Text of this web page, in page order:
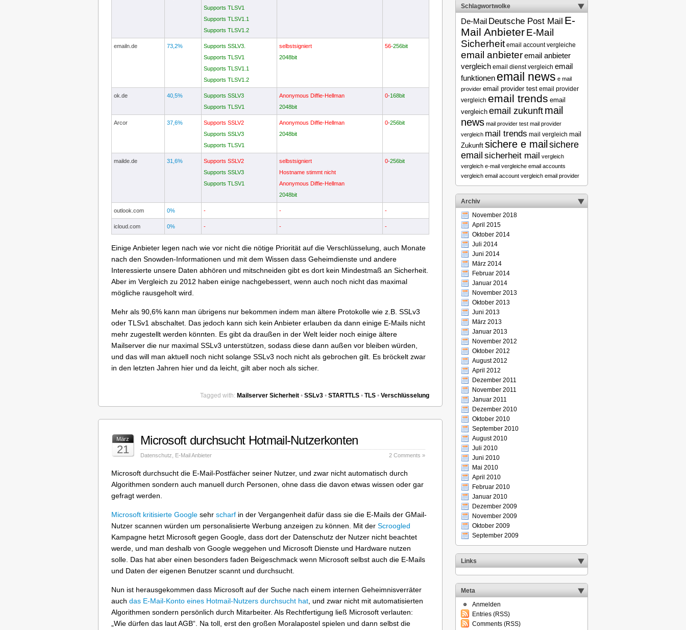
Supports TLSV1
Supports TLSV1.1
Supports TLSV1.2
emailn.de 73,2%
Supports SSLV3.
Supports TLSV1
Supports TLSV1.1
Supports TLSV1.2
selbstsigniert
2048bit
56-256bit
ok.de 40,5%
Supports SSLV3
Supports TLSV1
Anonymous Diffie-Hellman
2048bit
0-168bit
Arcor 37,6%
Supports SSLV2
Supports SSLV3
Supports TLSV1
Anonymous Diffie-Hellman
2048bit
0-256bit
mailde.de 31,6%
Supports SSLV2
Supports SSLV3
Supports TLSV1
selbstsigniert
Hostname stimmt nicht
Anonymous Diffie-Hellman
2048bit
0-256bit
outlook.com 0% - - -
icloud.com 0% - - -
Einige Anbieter legen nach wie vor nicht die nötige Priorität auf die Verschlüsselung, auch Monate
nach den Snowden-Informationen und mit dem Wissen dass Geheimdienste und andere
Interessierte unsere Daten abhören und mitschneiden gibt es dort kein Mindestmaß an Sicherheit.
Aber im Vergleich zu 2012 haben einige nachgebessert, wenn auch noch nicht das maximal
mögliche rausgeholt wird.
Mehr als 90,6% kann man übrigens nur bekommen indem man ältere Protokolle wie z.B. SSLv3
oder TLSv1 abschaltet. Das jedoch kann sich kein Anbieter erlauben da dann einige E-Mails nicht
mehr zugestellt werden könnten. Es gibt da draußen in der Welt leider noch einige ältere
Mailserver die nur maximal SSLv3 unterstützen, sodass diese dann außen vor bleiben würden,
und das will man aktuell noch nicht solange SSLv3 noch nicht als gebrochen gilt. Es bröckelt zwar
in den letzten Jahren hier und da leicht, gilt aber noch als sicher.
Tagged with: Mailserver Sicherheit • SSLv3 • STARTTLS • TLS • Verschlüsselung
März
21
Microsoft durchsucht Hotmail-Nutzerkonten
Datenschutz E-Mail Anbieter 2 Comments »
Microsoft durchsucht die E-Mail-Postfächer seiner Nutzer, und zwar nicht automatisch durch
Algorithmen sondern auch manuell durch Personen, ohne dass die davon etwas wissen oder gar
gefragt werden.
Microsoft kritisierte Google sehr scharf in der Vergangenheit dafür dass sie die E-Mails der GMail-
Nutzer scannen würden um personalisierte Werbung anzeigen zu können. Mit der Scroogled
Kampagne hetzt Microsoft gegen Google, dass dort der Datenschutz der Nutzer nicht beachtet
werde, und man deshalb von Google weggehen und Microsoft Dienste und Hardware nutzen
solle. Das hat aber einen besonders faden Beigeschmack wenn Microsoft selbst auch die E-Mails
und Daten der eigenen Benutzer scannt und durchsucht.
Nun ist herausgekommen dass Microsoft auf der Suche nach einem internen Geheimnisverräter
auch das E-Mail-Konto eines Hotmail-Nutzers durchsucht hat , und zwar nicht mit automatisierten
Algorithmen sondern persönlich durch Mitarbeiter. Als Rechtfertigung ließ Microsoft verlauten:
„Wie dürfen das laut AGB“. Na toll, erst den großen Moralapostel spielen und dann selbst die
Schlagwortwolke
De-Mail Deutsche Post Mail E-
Mail AnbieterE-Mail
Sicherheit email account vergleiche
email anbieteremail anbieter
vergleich email dienst vergleich email
funktionen email news e mail
provider email provider test email provider
vergleich email trends email
vergleich email zukunft mail
news mail provider test mail provider
vergleich mail trends mail vergleich mail
Zukunft sichere e mail sichere
email sicherheit mail vergleich
vergleich e-mail vergleiche email accounts
vergleich email account vergleich email provider
Archiv
November 2018
April 2015
Oktober 2014
Juli 2014
Juni 2014
März 2014
Februar 2014
Januar 2014
November 2013
Oktober 2013
Juni 2013
März 2013
Januar 2013
November 2012
Oktober 2012
August 2012
April 2012
Dezember 2011
November 2011
Januar 2011
Dezember 2010
Oktober 2010
September 2010
August 2010
Juli 2010
Juni 2010
Mai 2010
April 2010
Februar 2010
Januar 2010
Dezember 2009
November 2009
Oktober 2009
September 2009
Links
Meta
Anmelden
Entries (RSS)
Comments (RSS)